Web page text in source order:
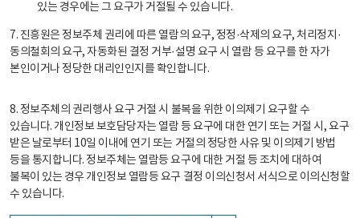
있는 경우에는 그 요구가 거절될 수 있습니다.
7. 진흥원은 정보주체 권리에 따른 열람의 요구, 정정·삭제의 요구, 처리정지·
동의철회의 요구, 자동화된 결정 거부·설명 요구 시 열람 등 요구를 한 자가
본인이거나 정당한 대리인인지를 확인합니다.
8. 정보주체의 권리행사 요구 거절 시 불복을 위한 이의제기 요구할 수
있습니다. 개인정보 보호담당자는 열람 등 요구에 대한 연기 또는 거절 시, 요구
받은 날로부터 10일 이내에 연기 또는 거절의 정당한 사유 및 이의제기 방법
등을 통지합니다. 정보주체는 열람등 요구에 대한 거절 등 조치에 대하여
불복이 있는 경우 개인정보 열람등 요구 결정 이의신청서 서식으로 이의신청할
수 있습니다.